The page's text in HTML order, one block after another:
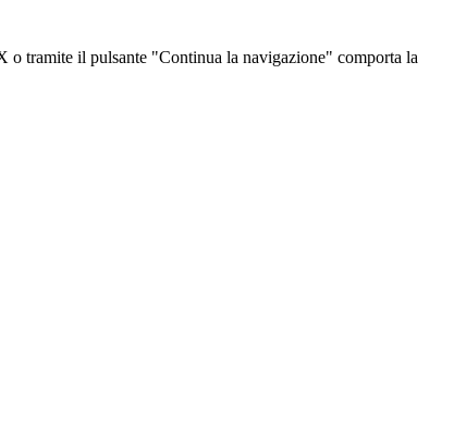
o tramite il pulsante "Continua la navigazione" comporta la